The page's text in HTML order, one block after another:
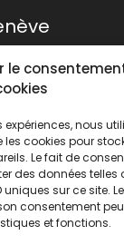
le
expériences, nous
les cookies pour
Le fait de
des données
sur ce site.
consentement
et fonctions.
14